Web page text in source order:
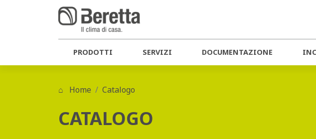
PRODOTTI SERVIZI DOCUMENTAZIONE
Home Catalogo
CATALOGO